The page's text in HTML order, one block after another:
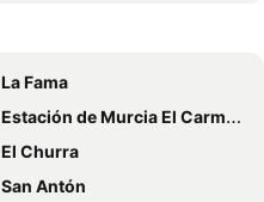
Vicente Home
Hotel Hyltor
Hotel La Parra
Hotel Villa Ceuti
La Fama
Estación de Murcia El Carmen
El Churra
San Antón